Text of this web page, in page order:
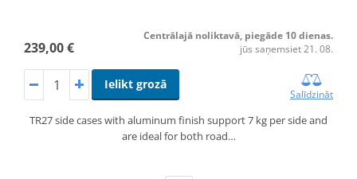
239,00 €
Centrālajā noliktavā, piegāde 10 dienas.
jūs saņemsiet 21. 08.
Ielikt grozā
Salīdzināt
TR27 side cases with aluminum finish support 7 kg per side and
are ideal for both road…